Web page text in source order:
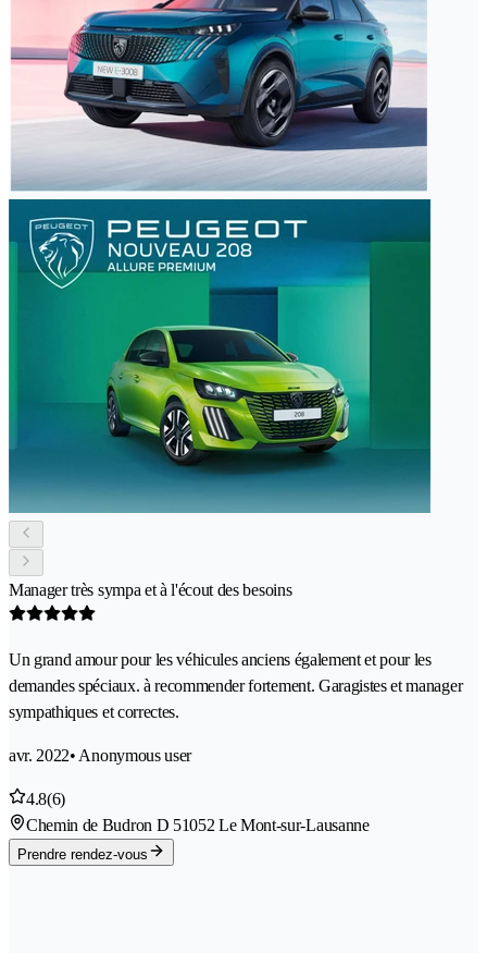
Manager très sympa et à l'écout des besoins
Un grand amour pour les véhicules anciens également et pour les
demandes spéciaux. à recommender fortement. Garagistes et manager
sympathiques et correctes.
avr. 2022• Anonymous user
4.8(6)
Chemin de Budron D 51052 Le Mont-sur-Lausanne
Prendre rendez-vous